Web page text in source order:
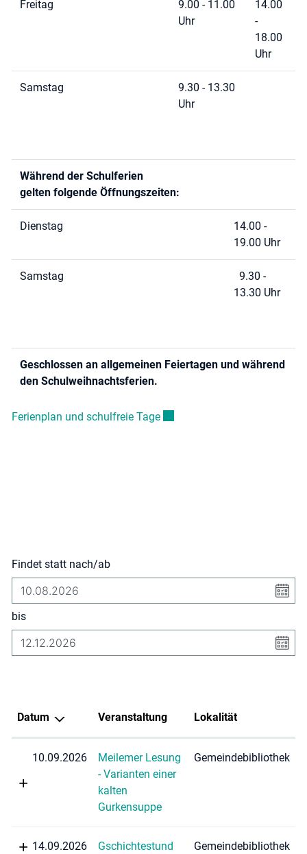
Freitag
9.00 - 11.00
Uhr
14.00
-
18.00
Uhr
Samstag
9.30 - 13.30
Uhr
Während der Schulferien
gelten folgende Öffnungszeiten:
Dienstag
14.00 -
19.00 Uhr
Samstag
9.30 -
13.30 Uhr
Geschlossen an allgemeinen Feiertagen und während
den Schulweihnachtsferien.
Ferienplan und schulfreie TageExterner Link wird in einem
Findet statt nach/ab
bis
Datum Veranstaltung Lokalität
10.09.2026
Meilemer Lesung
- Varianten einer
kalten
Gurkensuppe
Gemeindebibliothek
14.09.2026 Gschichtestund Gemeindebibliothek